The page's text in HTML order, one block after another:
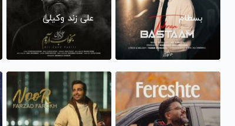
بسطام علی زند وکیلی